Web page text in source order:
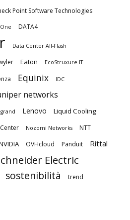
Point Software Technologies
DATA4
Data Center All-Flash
Eaton EcoStruxure IT
Equinix IDC
networks
Lenovo Liquid Cooling
Nozomi Networks NTT
OVHcloud Panduit Rittal
Electric
sostenibilità trend